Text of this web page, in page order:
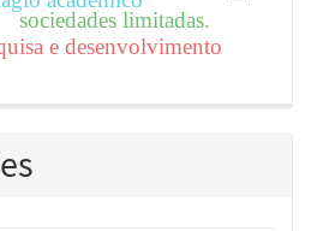
sociedades limitadas.
e desenvolvimento